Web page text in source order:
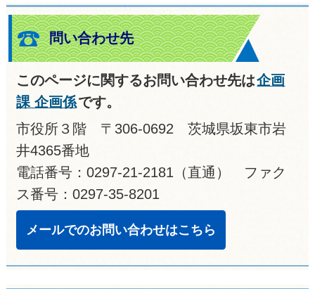
問い合わせ先
このページに関するお問い合わせ先は企画
課 企画係です。
市役所３階 〒306-0692 茨城県坂東市岩
井4365番地
電話番号：0297-21-2181（直通） ファク
ス番号：0297-35-8201
メールでのお問い合わせはこちら